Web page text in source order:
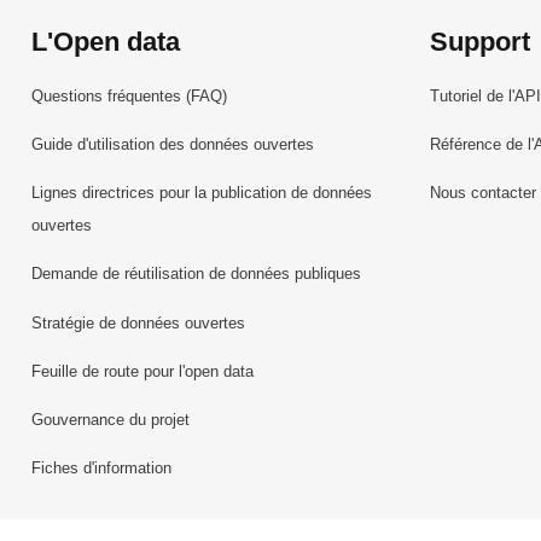
L'Open data
Questions fréquentes (FAQ)
Guide d'utilisation des données ouvertes
Lignes directrices pour la publication de données
ouvertes
Demande de réutilisation de données publiques
Stratégie de données ouvertes
Feuille de route pour l'open data
Gouvernance du projet
Fiches d'information
Support
Tutoriel de l'API
Référence de
Nous contacter